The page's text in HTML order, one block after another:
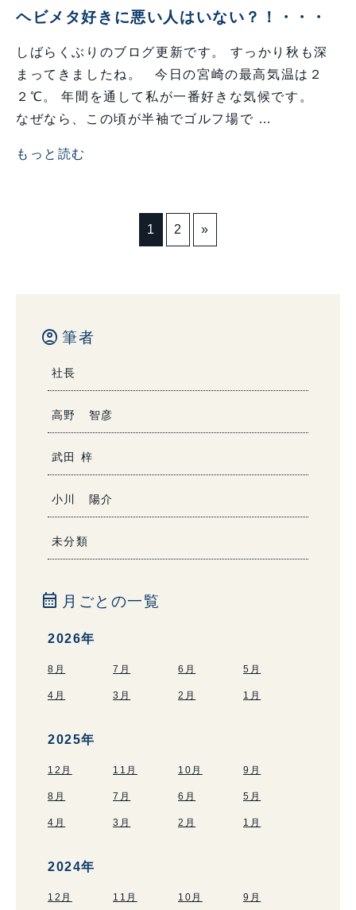
ヘビメタ好きに悪い人はいない？！・・・
しばらくぶりのブログ更新です。 すっかり秋も深
まってきましたね。 今日の宮崎の最高気温は２
２℃。 年間を通して私が一番好きな気候です。
なぜなら、この頃が半袖でゴルフ場で …
もっと読む
1 2 »
account_circle 筆者
社長
高野 智彦
武田 梓
小川 陽介
未分類
calendar_month 月ごとの一覧
2026年
8月 7月 6月 5月
4月 3月 2月 1月
2025年
12月 11月 10月 9月
8月 7月 6月 5月
4月 3月 2月 1月
2024年
12月 11月 10月 9月